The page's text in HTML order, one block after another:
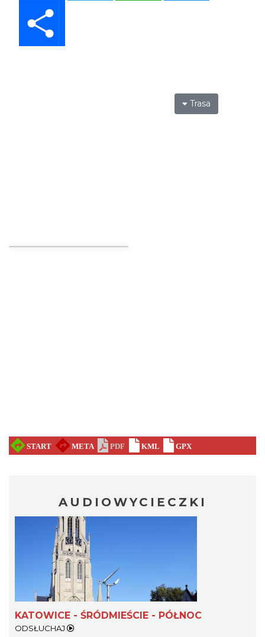
Trasa
AUDIOWYCIECZKI
KATOWICE - ŚRÓDMIEŚCIE - PÓŁNOC
ODSŁUCHAJ